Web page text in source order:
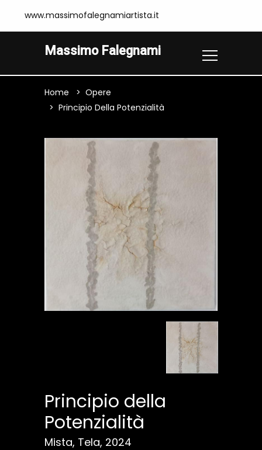
www.massimofalegnamiartista.it
Massimo Falegnami
Home
Opere
Principio Della Potenzialità
Principio della
Potenzialità
Mista, Tela, 2024